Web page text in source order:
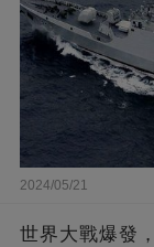
2024/05/21
世界大戰爆發